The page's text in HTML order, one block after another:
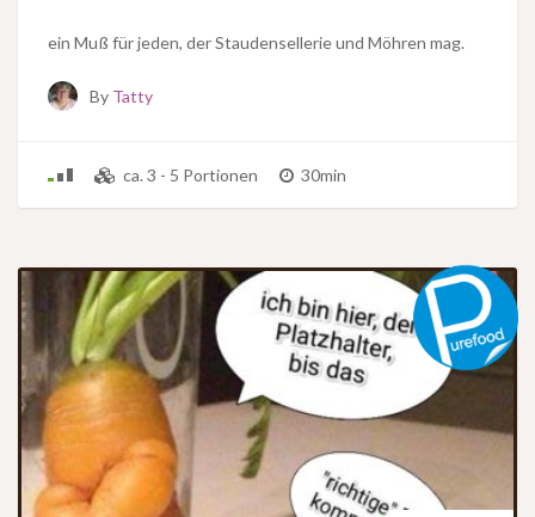
ein Muß für jeden, der Staudensellerie und Möhren mag.
By Tatty
ca. 3 - 5 Portionen 30min